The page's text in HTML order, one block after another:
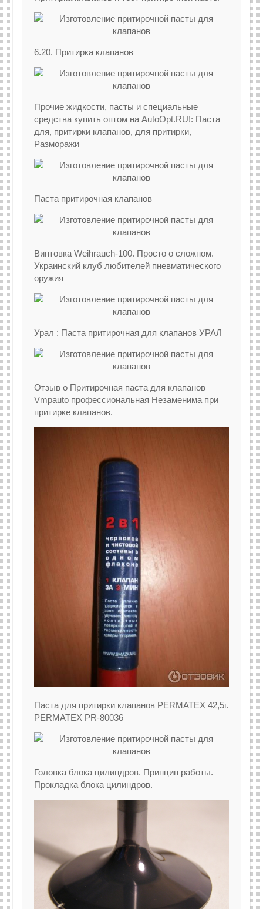
6.20. Притирка клапанов
Прочие жидкости, пасты и специальные
средства купить оптом на AutoOpt.RU!: Паста
для, притирки клапанов, для притирки,
Разморажи
Паста притирочная клапанов
Винтовка Weihrauch-100. Просто о сложном. —
Украинский клуб любителей пневматического
оружия
Урал : Паста притирочная для клапанов УРАЛ
Отзыв о Притирочная паста для клапанов
Vmpauto профессиональная Незаменима при
притирке клапанов.
Паста для притирки клапанов PERMATEX 42,5г.
PERMATEX PR-80036
Головка блока цилиндров. Принцип работы.
Прокладка блока цилиндров.